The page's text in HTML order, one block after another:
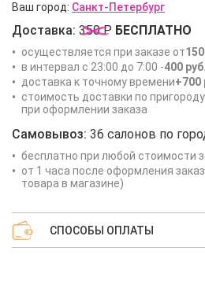
Ваш город: Санкт-Петербург
Доставка: 350 Р БЕСПЛАТНО
осуществляется при заказе от
в интервал с 23:00 до 7:00 -400 руб.
доставка к точному времени+700
стоимость доставки по
при оформлении заказа
Самовывоз: 36 салонов по
бесплатно при любой стоимости
от 1 часа после оформления
товара в магазине)
СПОСОБЫ ОПЛАТЫ